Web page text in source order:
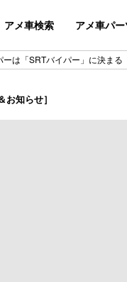
アメ車検索 アメ車パ
ーは「SRTバイパー」に決まる
お知らせ］